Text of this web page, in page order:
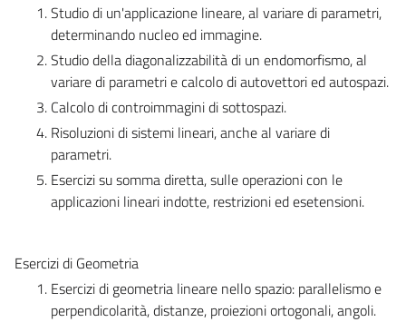
Studio di un'applicazione lineare, al variare di parametri,
determinando nucleo ed immagine.
Studio della diagonalizzabilità di un endomorfismo, al
variare di parametri e calcolo di autovettori ed autospazi.
Calcolo di controimmagini di sottospazi.
Risoluzioni di sistemi lineari, anche al variare di
parametri.
Esercizi su somma diretta, sulle operazioni con le
applicazioni lineari indotte, restrizioni ed esetensioni.
Esercizi di Geometria
Esercizi di geometria lineare nello spazio: parallelismo e
perpendicolarità, distanze, proiezioni ortogonali, angoli.